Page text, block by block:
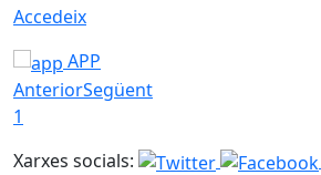
Accedeix
APP
AnteriorSegüent
1
Xarxes socials: